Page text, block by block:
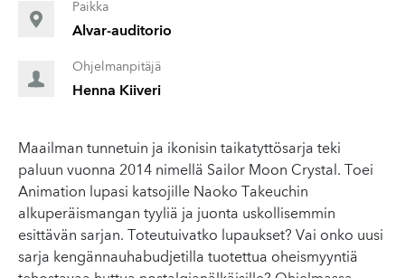
Paikka
Alvar-auditorio
Ohjelmanpitäjä
Henna Kiiveri
Maailman tunnetuin ja ikonisin taikatyttösarja teki
paluun vuonna 2014 nimellä Sailor Moon Crystal. Toei
Animation lupasi katsojille Naoko Takeuchin
alkuperäismangan tyyliä ja juonta uskollisemmin
esittävän sarjan. Toteutuivatko lupaukset? Vai onko uusi
sarja kengännauhabudjetilla tuotettua oheismyyntiä